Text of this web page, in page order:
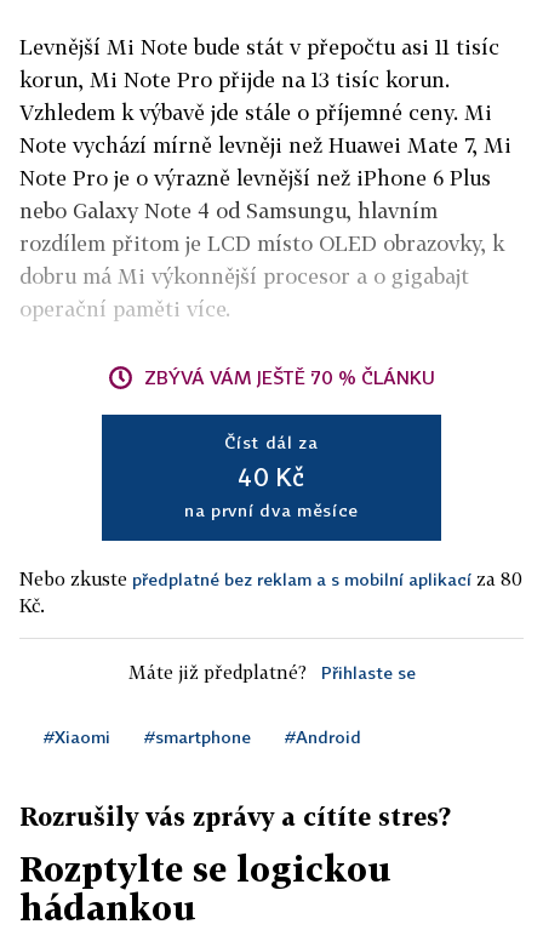
Levnější Mi Note bude stát v přepočtu asi 11 tisíc
korun, Mi Note Pro přijde na 13 tisíc korun.
Vzhledem k výbavě jde stále o příjemné ceny. Mi
Note vychází mírně levněji než Huawei Mate 7, Mi
Note Pro je o výrazně levnější než iPhone 6 Plus
nebo Galaxy Note 4 od Samsungu, hlavním
rozdílem přitom je LCD místo OLED obrazovky, k
dobru má Mi výkonnější procesor a o gigabajt
operační paměti více.
ZBÝVÁ VÁM JEŠTĚ 70 % ČLÁNKU
Číst dál za
40 Kč
na první dva měsíce
Nebo zkuste předplatné bez reklam a s mobilní aplikací za 80
Kč.
Máte již předplatné? Přihlaste se
#Xiaomi #smartphone #Android
Rozrušily vás zprávy a cítíte stres?
Rozptylte se logickou
hádankou